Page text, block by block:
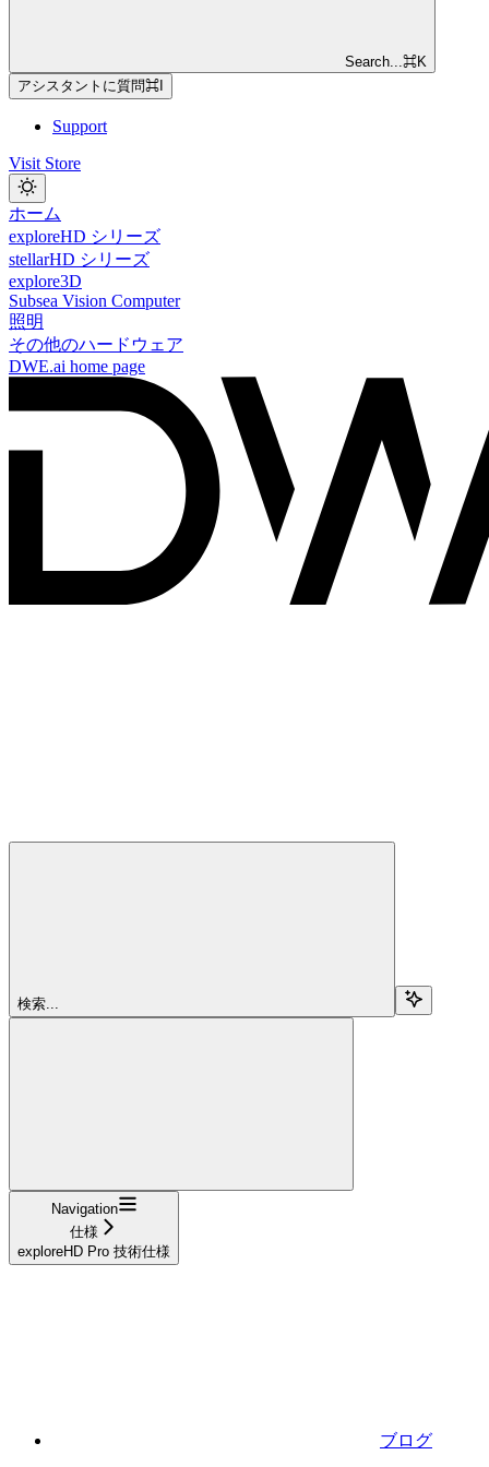
Search...⌘K
アシスタントに質問⌘
Support
Visit Store
ホーム
exploreHD シリーズ
stellarHD シリーズ
explore3D
Subsea Vision Computer
照明
その他のハードウェア
DWE.ai home page
検索...
Navigation
仕様
exploreHD Pro 技術仕様
ブログ